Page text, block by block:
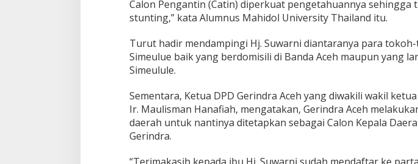
Calon Pengantin (Catin) diperkuat pengetahuannya sehingga
stunting,” kata Alumnus Mahidol University Thailand itu.
Turut hadir mendampingi Hj. Suwarni diantaranya para
Simeulue baik yang berdomisili di Banda Aceh maupun yang
Simeulule.
Sementara, Ketua DPD Gerindra Aceh yang diwakili wakil
Ir. Maulisman Hanafiah, mengatakan, Gerindra Aceh
daerah untuk nantinya ditetapkan sebagai Calon Kepala
Gerindra.